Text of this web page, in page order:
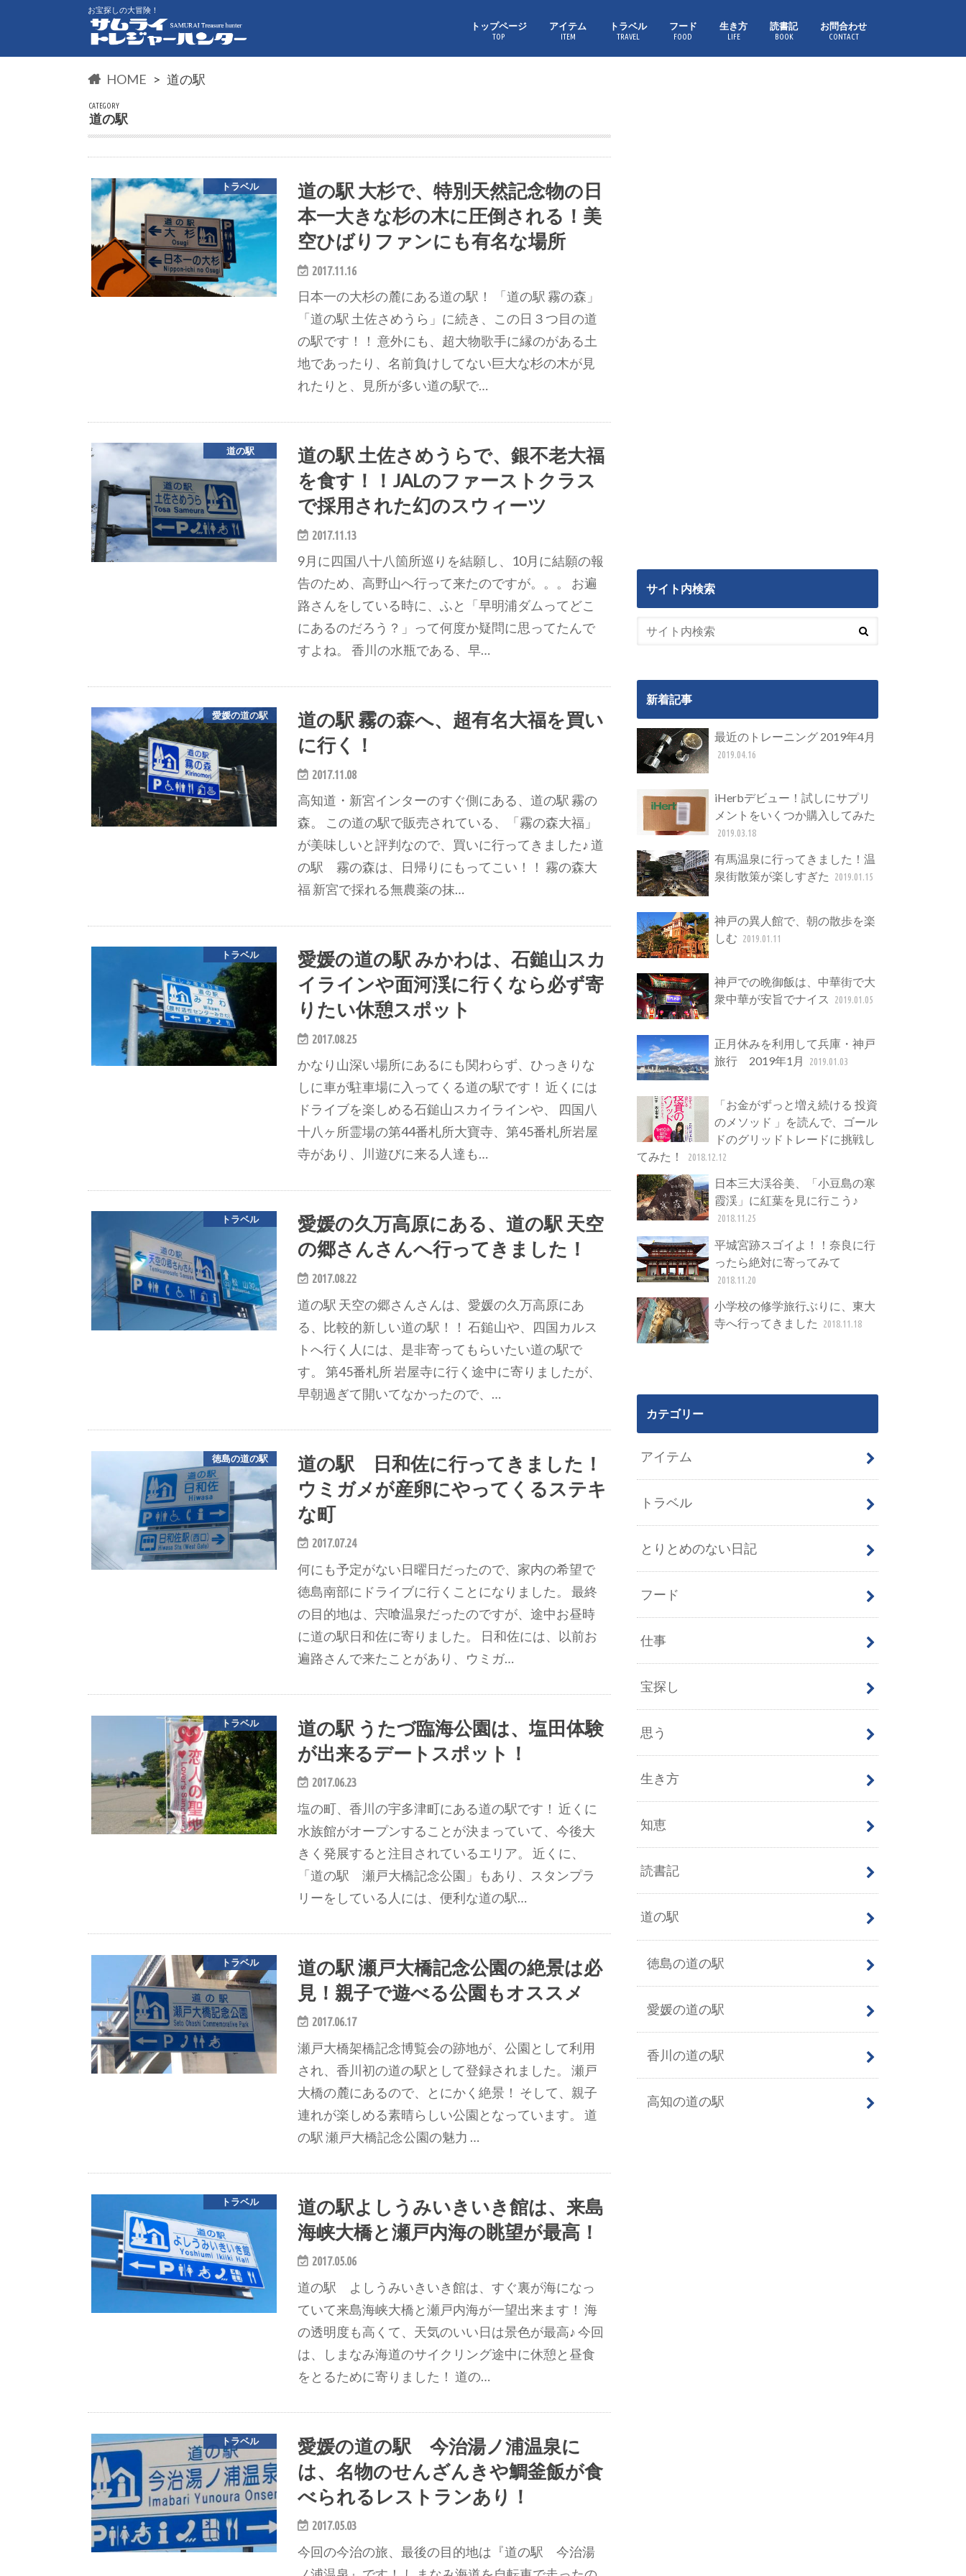
お宝探しの大冒険！
トップページ
TOP
アイテム
ITEM
トラベル
TRAVEL
フード
FOOD
生き方
LIFE
読書記
BOOK
お問合わせ
CONTACT
HOME 道の駅
CATEGORY
道の駅
トラベル
道の駅 大杉で、特別天然記念物の日
本一大きな杉の木に圧倒される！美
空ひばりファンにも有名な場所
2017.11.16
日本一の大杉の麓にある道の駅！ 「道の駅 霧の森」
「道の駅 土佐さめうら」に続き、この日３つ目の道
の駅です！！ 意外にも、超大物歌手に縁のがある土
地であったり、名前負けしてない巨大な杉の木が見
れたりと、見所が多い道の駅で…
道の駅
道の駅 土佐さめうらで、銀不老大福
を食す！！JALのファーストクラス
で採用された幻のスウィーツ
2017.11.13
9月に四国八十八箇所巡りを結願し、10月に結願の報
告のため、高野山へ行って来たのですが。。。 お遍
路さんをしている時に、ふと「早明浦ダムってどこ
にあるのだろう？」って何度か疑問に思ってたんで
すよね。 香川の水瓶である、早…
愛媛の道の駅
道の駅 霧の森へ、超有名大福を買い
に行く！
2017.11.08
高知道・新宮インターのすぐ側にある、道の駅 霧の
森。 この道の駅で販売されている、「霧の森大福」
が美味しいと評判なので、買いに行ってきました♪ 道
の駅 霧の森は、日帰りにもってこい！！ 霧の森大
福 新宮で採れる無農薬の抹…
トラベル
愛媛の道の駅 みかわは、石鎚山スカ
イラインや面河渓に行くなら必ず寄
りたい休憩スポット
2017.08.25
かなり山深い場所にあるにも関わらず、ひっきりな
しに車が駐車場に入ってくる道の駅です！ 近くには
ドライブを楽しめる石鎚山スカイラインや、 四国八
十八ヶ所霊場の第44番札所大寶寺、第45番札所岩屋
寺があり、川遊びに来る人達も…
トラベル
愛媛の久万高原にある、道の駅 天空
の郷さんさんへ行ってきました！
2017.08.22
道の駅 天空の郷さんさんは、愛媛の久万高原にあ
る、比較的新しい道の駅！！ 石鎚山や、四国カルス
トへ行く人には、是非寄ってもらいたい道の駅で
す。 第45番札所 岩屋寺に行く途中に寄りましたが、
早朝過ぎて開いてなかったので、…
徳島の道の駅
道の駅 日和佐に行ってきました！
ウミガメが産卵にやってくるステキ
な町
2017.07.24
何にも予定がない日曜日だったので、家内の希望で
徳島南部にドライブに行くことになりました。 最終
の目的地は、宍喰温泉だったのですが、途中お昼時
に道の駅日和佐に寄りました。 日和佐には、以前お
遍路さんで来たことがあり、ウミガ…
トラベル
道の駅 うたづ臨海公園は、塩田体験
が出来るデートスポット！
2017.06.23
塩の町、香川の宇多津町にある道の駅です！ 近くに
水族館がオープンすることが決まっていて、今後大
きく発展すると注目されているエリア。 近くに、
「道の駅 瀬戸大橋記念公園」もあり、スタンプラ
リーをしている人には、便利な道の駅…
トラベル
道の駅 瀬戸大橋記念公園の絶景は必
見！親子で遊べる公園もオススメ
2017.06.17
瀬戸大橋架橋記念博覧会の跡地が、公園として利用
され、香川初の道の駅として登録されました。 瀬戸
大橋の麓にあるので、とにかく絶景！ そして、親子
連れが楽しめる素晴らしい公園となっています。 道
の駅 瀬戸大橋記念公園の魅力 …
トラベル
道の駅よしうみいきいき館は、来島
海峡大橋と瀬戸内海の眺望が最高！
2017.05.06
道の駅 よしうみいきいき館は、すぐ裏が海になっ
ていて来島海峡大橋と瀬戸内海が一望出来ます！ 海
の透明度も高くて、天気のいい日は景色が最高♪ 今回
は、しまなみ海道のサイクリング途中に休憩と昼食
をとるために寄りました！ 道の…
トラベル
愛媛の道の駅 今治湯ノ浦温泉に
は、名物のせんざんきや鯛釜飯が食
べられるレストランあり！
2017.05.03
今回の今治の旅、最後の目的地は『道の駅 今治湯
サイト内検索
新着記事
最近のトレーニング 2019年4月
2019.04.16
iHerbデビュー！試しにサプリ
メントをいくつか購入してみた
2019.03.18
有馬温泉に行ってきました！温
泉街散策が楽しすぎた
2019.01.15
神戸の異人館で、朝の散歩を楽
しむ 2019.01.11
神戸での晩御飯は、中華街で大
衆中華が安旨でナイス
2019.01.05
正月休みを利用して兵庫・神戸
旅行 2019年1月
2019.01.03
「お金がずっと増え続ける 投資
のメソッド 」を読んで、ゴール
ドのグリッドトレードに挑戦し
てみた！
2018.12.12
日本三大渓谷美、「小豆島の寒
霞渓」に紅葉を見に行こう♪
2018.11.25
平城宮跡スゴイよ！！奈良に行
ったら絶対に寄ってみて
2018.11.20
小学校の修学旅行ぶりに、東大
寺へ行ってきました
2018.11.18
カテゴリー
アイテム
トラベル
とりとめのない日記
フード
仕事
宝探し
思う
生き方
知恵
読書記
道の駅
徳島の道の駅
愛媛の道の駅
香川の道の駅
高知の道の駅